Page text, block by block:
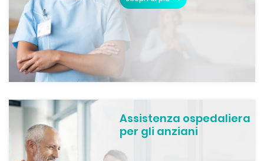
Assistenza ospedaliera
per gli anziani